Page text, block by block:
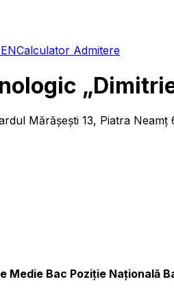
Calculator Admitere
Mărășești 13, Piatra Neamț
Medie Bac Poziție Națională